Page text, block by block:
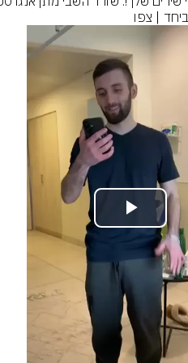
| צפו
Play
Video